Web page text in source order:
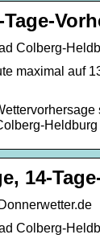
Colberg-
maximal auf
14-
Colberg-